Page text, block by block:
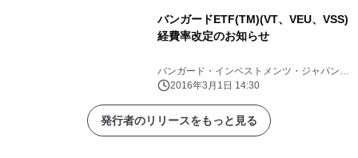
バンガードETF(TM)(VT、VEU、VSS)
経費率改定のお知らせ
バンガード・インベストメンツ・ジャパン株
式会社2016年3月1日 14:30
発行者のリリースをもっと見る